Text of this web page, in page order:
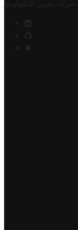
شركة مخزن التكنولوجيا